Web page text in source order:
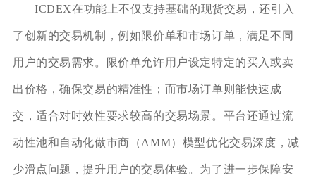
ICDEX在功能上不仅支持基础的现货交易，还引入
了创新的交易机制，例如限价单和市场订单，满足不同
用户的交易需求。限价单允许用户设定特定的买入或卖
出价格，确保交易的精准性；而市场订单则能快速成
交，适合对时效性要求较高的交易场景。平台还通过流
动性池和自动化做市商（AMM）模型优化交易深度，减
少滑点问题，提升用户的交易体验。为了进一步保障安